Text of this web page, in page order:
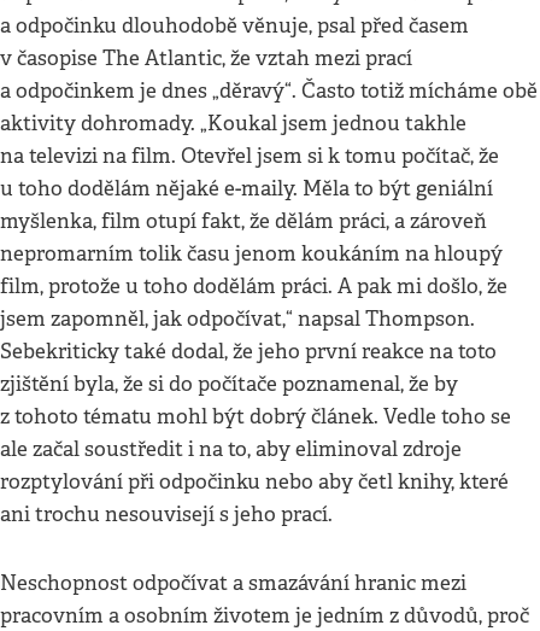
a odpočinku dlouhodobě věnuje, psal před časem
v časopise The Atlantic, že vztah mezi prací
a odpočinkem je dnes „děravý“. Často totiž mícháme obě
aktivity dohromady. „Koukal jsem jednou takhle
na televizi na film. Otevřel jsem si k tomu počítač, že
u toho dodělám nějaké e-maily. Měla to být geniální
myšlenka, film otupí fakt, že dělám práci, a zároveň
nepromarním tolik času jenom koukáním na hloupý
film, protože u toho dodělám práci. A pak mi došlo, že
jsem zapomněl, jak odpočívat,“ napsal Thompson.
Sebekriticky také dodal, že jeho první reakce na toto
zjištění byla, že si do počítače poznamenal, že by
z tohoto tématu mohl být dobrý článek. Vedle toho se
ale začal soustředit i na to, aby eliminoval zdroje
rozptylování při odpočinku nebo aby četl knihy, které
ani trochu nesouvisejí s jeho prací.
Neschopnost odpočívat a smazávání hranic mezi
pracovním a osobním životem je jedním z důvodů, proč